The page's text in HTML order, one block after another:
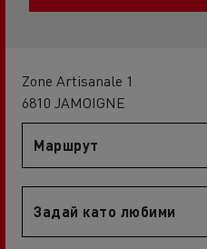
Zone Artisanale 1
6810 JAMOIGNE
Маршрут
Задай като любими